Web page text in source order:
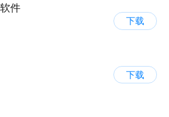
件
下载
下载